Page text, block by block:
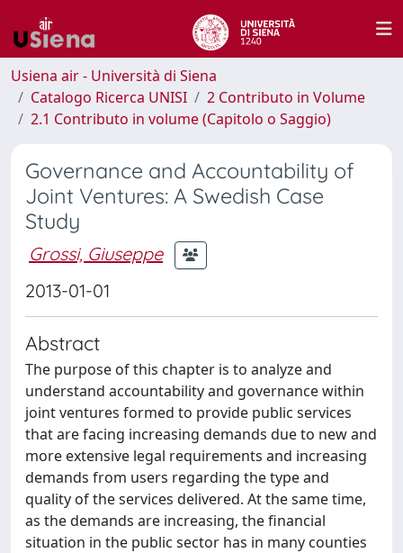
Usiena air - Università di Siena
Catalogo Ricerca UNISI
2 Contributo in Volume
2.1 Contributo in volume (Capitolo o Saggio)
Governance and Accountability of
Joint Ventures: A Swedish Case
Study
Grossi, Giuseppe
2013-01-01
Abstract
The purpose of this chapter is to analyze and
understand accountability and governance within
joint ventures formed to provide public services
that are facing increasing demands due to new and
more extensive legal requirements and increasing
demands from users regarding the type and
quality of the services delivered. At the same time,
as the demands are increasing, the financial
situation in the public sector has in many counties